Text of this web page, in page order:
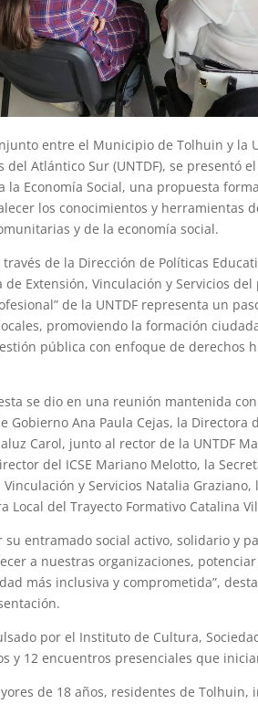
entre el Municipio de Tolhuin y la
del Atlántico Sur (UNTDF), se presentó
la Economía Social, una propuesta
los conocimientos y herramientas
y de la economía social.
de la Dirección de Políticas
Extensión, Vinculación y Servicios
de la UNTDF representa un
promoviendo la formación
pública con enfoque de derechos
se dio en una reunión mantenida
Gobierno Ana Paula Cejas, la Directora
Carol, junto al rector de la UNTDF
del ICSE Mariano Melotto, la
y Servicios Natalia Graziano,
Local del Trayecto Formativo Catalina
su entramado social activo, solidario y
a nuestras organizaciones,
más inclusiva y comprometida”,
por el Instituto de Cultura, Sociedad
y 12 encuentros presenciales que
de 18 años, residentes de Tolhuin,